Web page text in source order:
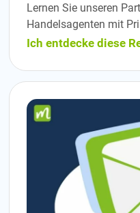
Lernen Sie unseren
Handelsagenten mit
Ich entdecke diese